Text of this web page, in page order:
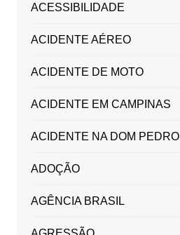
ACESSIBILIDADE
ACIDENTE AÉREO
ACIDENTE DE MOTO
ACIDENTE EM CAMPINAS
ACIDENTE NA DOM PEDRO
ADOÇÃO
AGÊNCIA BRASIL